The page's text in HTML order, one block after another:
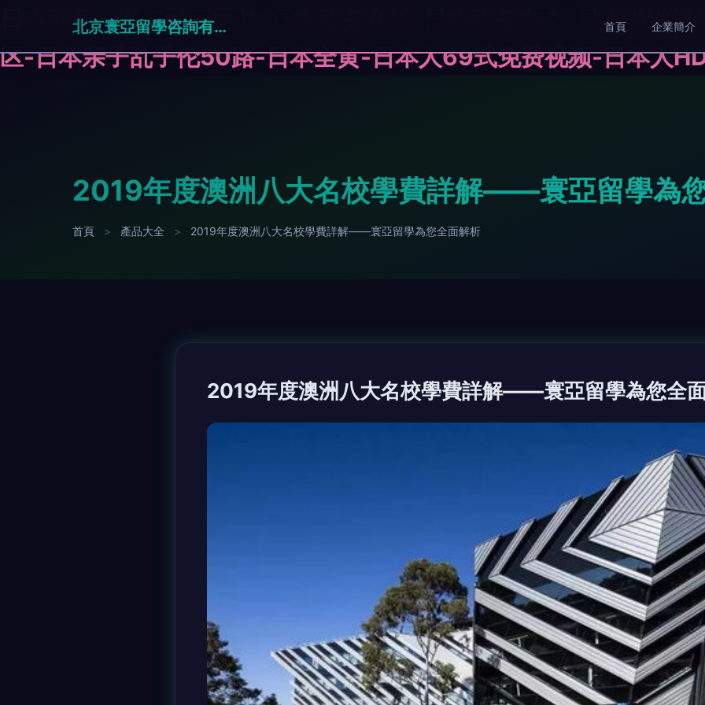
日本欧美一区二区三区片-日本欧美在线-日本欧美中文-日本啪啪
区-日本亲子乱子伦50路-日本全黄-日本人69式免费视频-日本人
北京寰亞留學咨詢有限公司 首頁 企業簡介
2019年度澳洲八大名校學費詳解——寰亞留學為
首頁 > 產品大全 > 2019年度澳洲八大名校學費詳解——寰亞留學為您全面解析
2019年度澳洲八大名校學費詳解——寰亞留學為您全